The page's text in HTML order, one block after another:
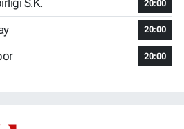
S.K. 20:00
20:00
20:00